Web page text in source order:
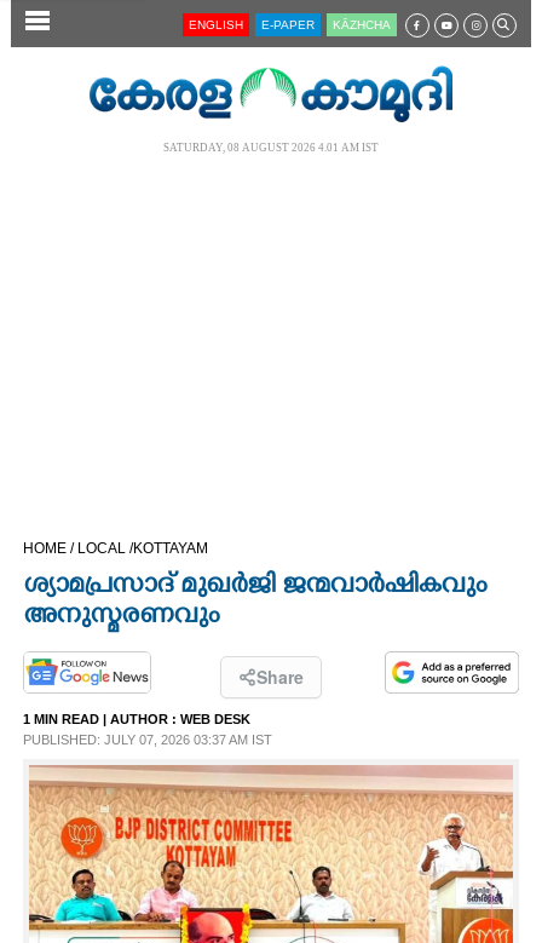
SECTIONS
OPINION
LIFESTYLE
SPIRITUAL
INFO+
ENGLISH E-PAPER KĀZHCHA
SATURDAY, 08 AUGUST 2026 4.01 AM IST
HOME / LOCAL /KOTTAYAM
ശ്യാമപ്രസാദ് മുഖർജി ജന്മവാർഷികവും
അനുസ്മരണവും
Share
1 MIN READ | AUTHOR : WEB DESK
PUBLISHED: JULY 07, 2026 03:37 AM IST